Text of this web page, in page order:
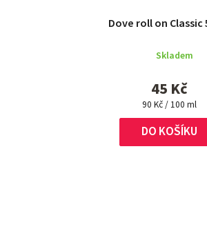
Dove roll on Classic
Skladem
45 Kč
Měrná
cena:
90 Kč / 100 ml
DO KOŠÍKU